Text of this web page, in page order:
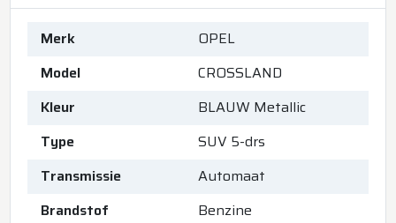
Merk
OPEL
Model
CROSSLAND
Kleur
BLAUW Metallic
Type
SUV 5-drs
Transmissie
Automaat
Brandstof
Benzine